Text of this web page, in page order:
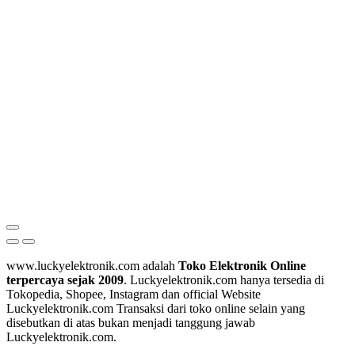
www.luckyelektronik.com adalah Toko Elektronik Online
terpercaya sejak 2009. Luckyelektronik.com hanya tersedia di
Tokopedia, Shopee, Instagram dan official Website
Luckyelektronik.com Transaksi dari toko online selain yang
disebutkan di atas bukan menjadi tanggung jawab
Luckyelektronik.com.